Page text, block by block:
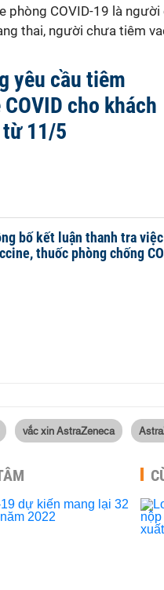
phòng COVID-19 là
thai, người chưa tiêm
yêu cầu tiêm
cho khách
11/5
bố kết luận thanh tra
thuốc phòng chống
vắc xin AstraZeneca